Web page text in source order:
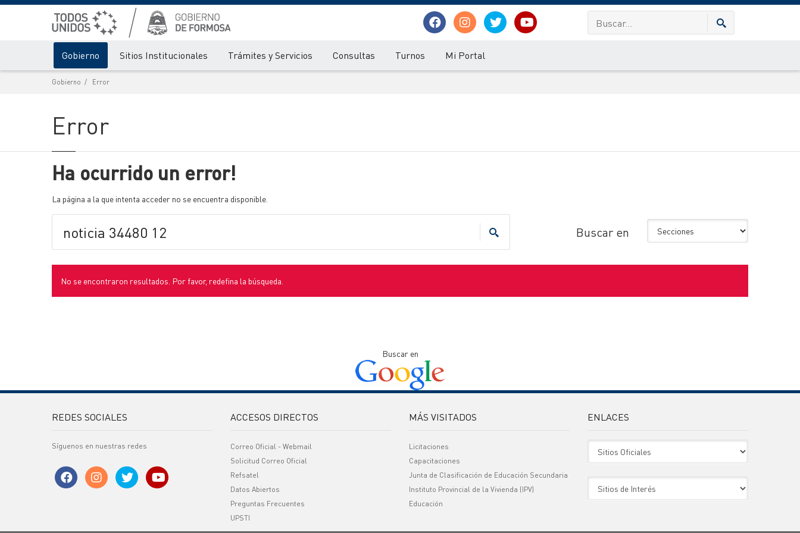
Gobierno Sitios Institucionales Trámites y Servicios Consultas Turnos Mi Portal
Gobierno Error
Error
Ha ocurrido un error!
La página a la que intenta acceder no se encuentra disponible.
Buscar en
No se encontraron resultados. Por favor, redefina la búsqueda.
Buscar en
REDES SOCIALES
Síguenos en nuestras redes
ACCESOS DIRECTOS
Correo Oficial - Webmail
Solicitud Correo Oficial
Refsatel
Datos Abiertos
Preguntas Frecuentes
UPSTI
MÁS VISITADOS
Licitaciones
Capacitaciones
Junta de Clasificación de Educación Secundaria
Instituto Provincial de la Vivienda (IPV)
Educación
ENLACES